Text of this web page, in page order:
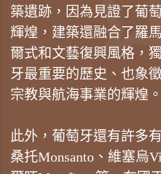
築遺跡，因為見證了葡
輝煌，建築還融合了羅
爾式和文藝復興風格，
牙最重要的歷史、也象
宗教與航海事業的輝煌。
此外，葡萄牙還有許多
桑托Monsanto、維塞烏